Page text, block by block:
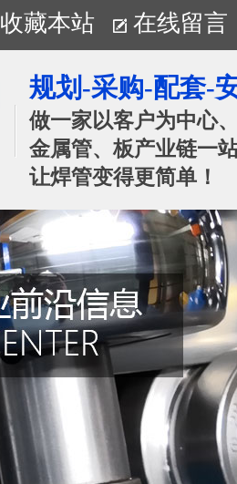
收藏本站 在线留言
规划-采购-配套-
做一家以客户为中心
金属管、板产业链一
让焊管变得更简单！